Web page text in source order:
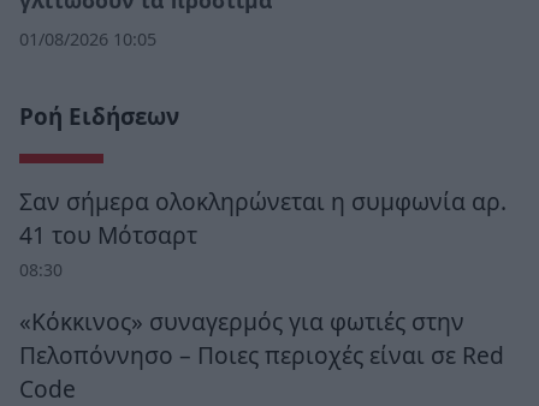
01/08/2026 10:05
Ροή Ειδήσεων
Σαν σήμερα ολοκληρώνεται η συμφωνία αρ.
41 του Μότσαρτ
08:30
«Κόκκινος» συναγερμός για φωτιές στην
Πελοπόννησο – Ποιες περιοχές είναι σε Red
Code